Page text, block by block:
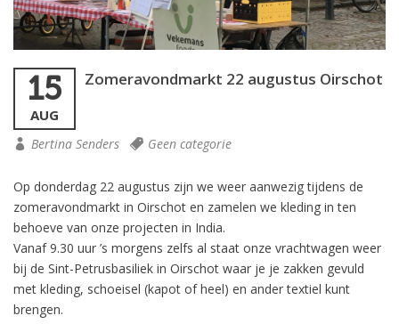
15
AUG
Zomeravondmarkt 22 augustus Oirschot
Bertina Senders Geen categorie
Op donderdag 22 augustus zijn we weer aanwezig tijdens de
zomeravondmarkt in Oirschot en zamelen we kleding in ten
behoeve van onze projecten in India.
Vanaf 9.30 uur ’s morgens zelfs al staat onze vrachtwagen weer
bij de Sint-Petrusbasiliek in Oirschot waar je je zakken gevuld
met kleding, schoeisel (kapot of heel) en ander textiel kunt
brengen.